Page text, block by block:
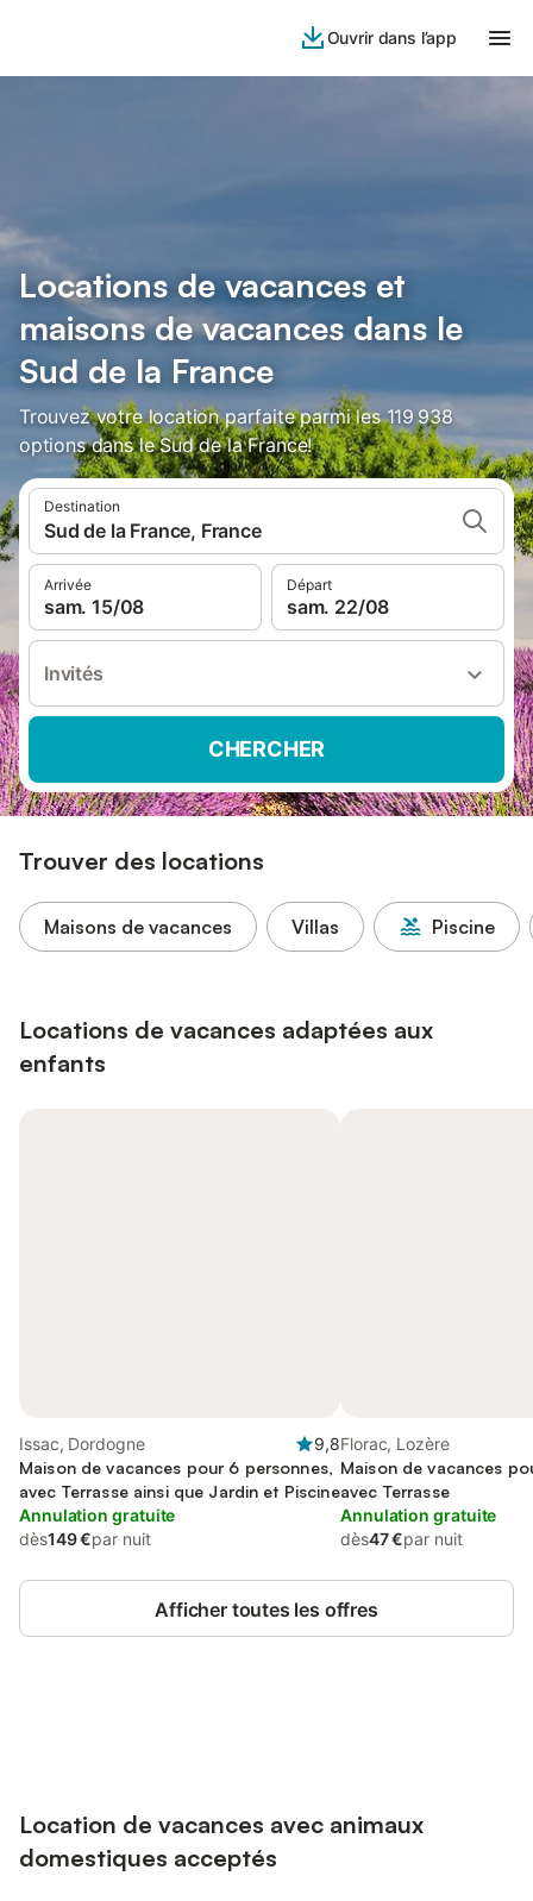
Ouvrir dans l’app
Locations de vacances et
maisons de vacances dans le
Sud de la France
Trouvez votre location parfaite parmi les 119 938
options dans le Sud de la France!
Destination
Sud de la France, France
Arrivée
sam. 15/08
Départ
sam. 22/08
Invités
CHERCHER
Trouver des locations
Maisons de vacances Villas Piscine
Locations de vacances adaptées aux
enfants
Issac, Dordogne
9,8
Maison de vacances pour 6 personnes,
avec Terrasse ainsi que Jardin et Piscine
Annulation gratuite
dès149 €par nuit
Florac, Lozère
Maison de vacances
avec Terrasse
Annulation gratuite
dès47 €par nuit
Afficher toutes les offres
Location de vacances avec animaux
domestiques acceptés